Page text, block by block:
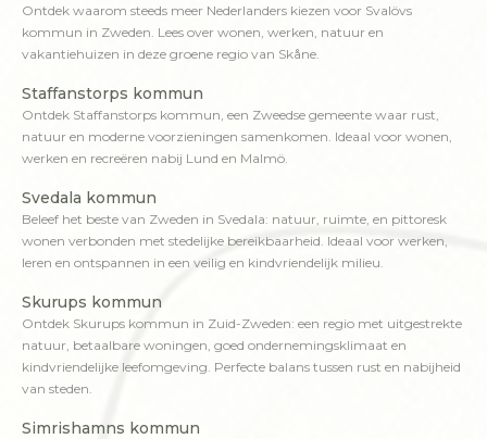
Ontdek waarom steeds meer Nederlanders kiezen voor Svalövs
kommun in Zweden. Lees over wonen, werken, natuur en
vakantiehuizen in deze groene regio van Skåne.
Staffanstorps kommun
Ontdek Staffanstorps kommun, een Zweedse gemeente waar rust,
natuur en moderne voorzieningen samenkomen. Ideaal voor wonen,
werken en recreëren nabij Lund en Malmö.
Svedala kommun
Beleef het beste van Zweden in Svedala: natuur, ruimte, en pittoresk
wonen verbonden met stedelijke bereikbaarheid. Ideaal voor werken,
leren en ontspannen in een veilig en kindvriendelijk milieu.
Skurups kommun
Ontdek Skurups kommun in Zuid-Zweden: een regio met uitgestrekte
natuur, betaalbare woningen, goed ondernemingsklimaat en
kindvriendelijke leefomgeving. Perfecte balans tussen rust en nabijheid
van steden.
Simrishamns kommun